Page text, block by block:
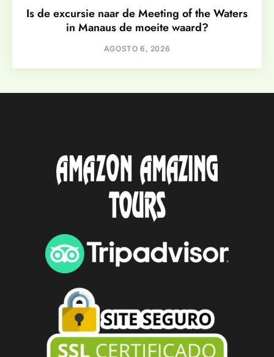
Is de excursie naar de Meeting of the Waters
in Manaus de moeite waard?
AGOSTO 6, 2026